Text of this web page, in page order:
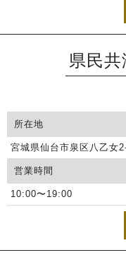
県民
所在地
宮城県仙台市泉区八乙女
営業時間
10:00〜19:00